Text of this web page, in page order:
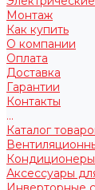
Монтаж
Как купить
О компании
Оплата
Доставка
Гарантии
Контакты
...
Каталог
Кондиционеры
Аксессуары